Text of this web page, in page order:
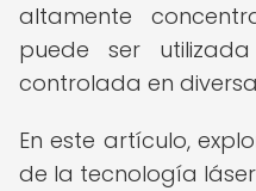
altamente
puede ser
controlada en
En este artículo,
de la tecnología